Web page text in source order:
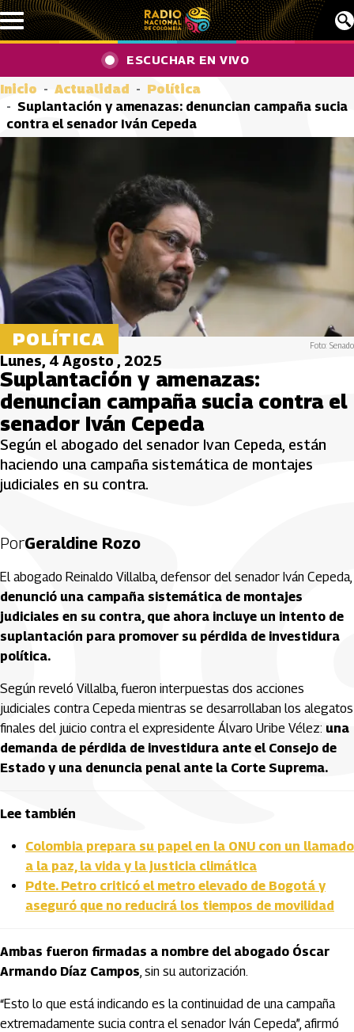
Pasar al contenido principal
ESCUCHAR EN VIVO
Inicio Actualidad
Política
Suplantación y amenazas: denuncian campaña sucia
contra el senador Iván Cepeda
POLÍTICA Foto: Senado
Lunes, 4 Agosto , 2025
Suplantación y amenazas:
denuncian campaña sucia contra el
senador Iván Cepeda
Según el abogado del senador Ivan Cepeda, están
haciendo una campaña sistemática de montajes
judiciales en su contra.
PorGeraldine Rozo
El abogado Reinaldo Villalba, defensor del senador Iván Cepeda,
denunció una campaña sistemática de montajes
judiciales en su contra, que ahora incluye un intento de
suplantación para promover su pérdida de investidura
política.
Según reveló Villalba, fueron interpuestas dos acciones
judiciales contra Cepeda mientras se desarrollaban los alegatos
finales del juicio contra el expresidente Álvaro Uribe Vélez: una
demanda de pérdida de investidura ante el Consejo de
Estado y una denuncia penal ante la Corte Suprema.
Lee también
Colombia prepara su papel en la ONU con un llamado
a la paz, la vida y la justicia climática
Pdte. Petro criticó el metro elevado de Bogotá y
aseguró que no reducirá los tiempos de movilidad
Ambas fueron firmadas a nombre del abogado Óscar
Armando Díaz Campos, sin su autorización.
“Esto lo que está indicando es la continuidad de una campaña
extremadamente sucia contra el senador Iván Cepeda”, afirmó